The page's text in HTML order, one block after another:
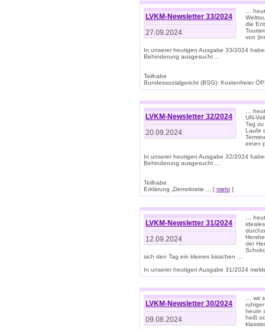
LVKM-Newsletter 33/2024
27.09.2024
…
die
von
In unserer heutigen Ausgabe 33/2024
Behinderung ausgesucht ...
Teilhabe
Bundessozialgericht (BSG): Kostenfreier
LVKM-Newsletter 32/2024
20.09.2024
…
UN-
Tag
Laufe
einen
In unserer heutigen Ausgabe 32/2024
Behinderung ausgesucht ...
Teilhabe
Erklärung „Demokratie ... [ mehr]
LVKM-Newsletter 31/2024
12.09.2024
…
der
sich den Tag ein kleines bisschen ...
In unserer heutigen Ausgabe 31/2024
LVKM-Newsletter 30/2024
09.08.2024
… wir
heute
heiß